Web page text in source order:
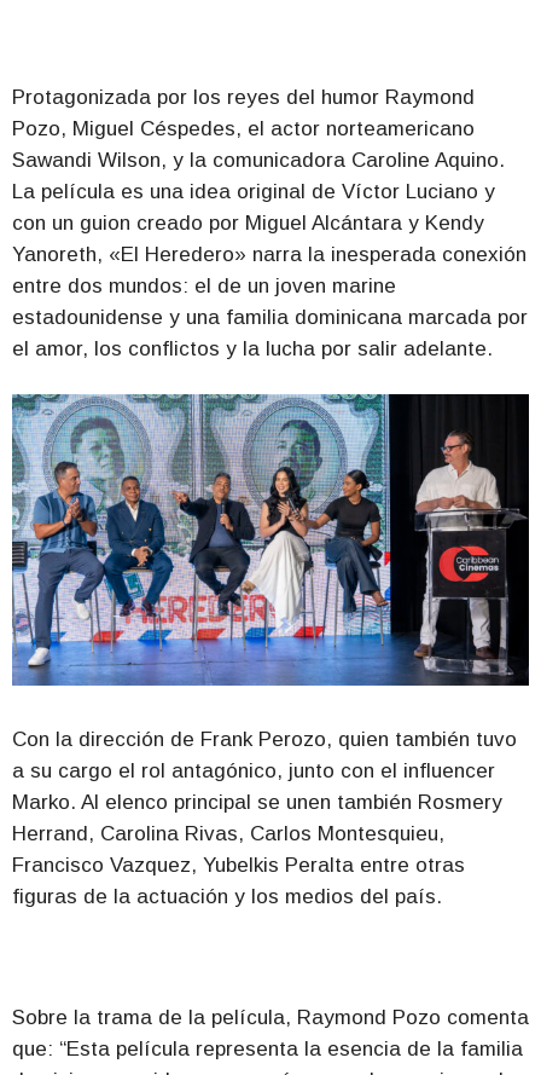
Protagonizada por los reyes del humor Raymond
Pozo, Miguel Céspedes, el actor norteamericano
Sawandi Wilson, y la comunicadora Caroline Aquino.
La película es una idea original de Víctor Luciano y
con un guion creado por Miguel Alcántara y Kendy
Yanoreth, «El Heredero» narra la inesperada conexión
entre dos mundos: el de un joven marine
estadounidense y una familia dominicana marcada por
el amor, los conflictos y la lucha por salir adelante.
Con la dirección de Frank Perozo, quien también tuvo
a su cargo el rol antagónico, junto con el influencer
Marko. Al elenco principal se unen también Rosmery
Herrand, Carolina Rivas, Carlos Montesquieu,
Francisco Vazquez, Yubelkis Peralta entre otras
figuras de la actuación y los medios del país.
Sobre la trama de la película, Raymond Pozo comenta
que: “Esta película representa la esencia de la familia